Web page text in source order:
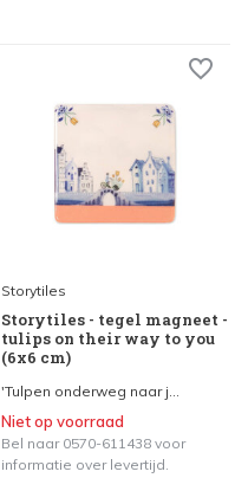
Storytiles
Storytiles - tegel magneet -
tulips on their way to you
(6x6 cm)
'Tulpen onderweg naar j...
Niet op voorraad
Bel naar 0570-611438 voor
informatie over levertijd.